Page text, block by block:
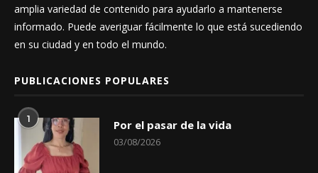
amplia variedad de contenido para ayudarlo a mantenerse
informado. Puede averiguar fácilmente lo que está sucediendo
en su ciudad y en todo el mundo.
PUBLICACIONES POPULARES
1 Por el pasar de la vida
03/08/2026